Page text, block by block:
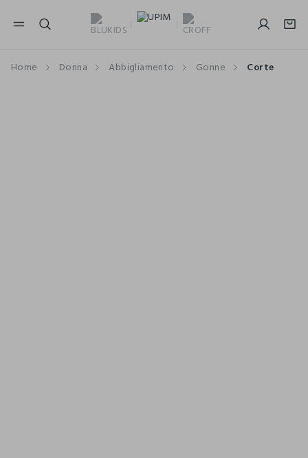
NAVIGATION.ARIA.GOTOMAINCONTENT
Home Donna Abbigliamento Gonne Corte